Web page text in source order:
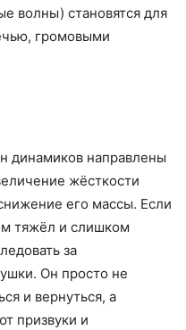
волны) становятся для
громовыми
динамиков направлены
жёсткости
его массы. Если
тяжёл и слишком
за
Он просто не
и вернуться, а
призвуки и